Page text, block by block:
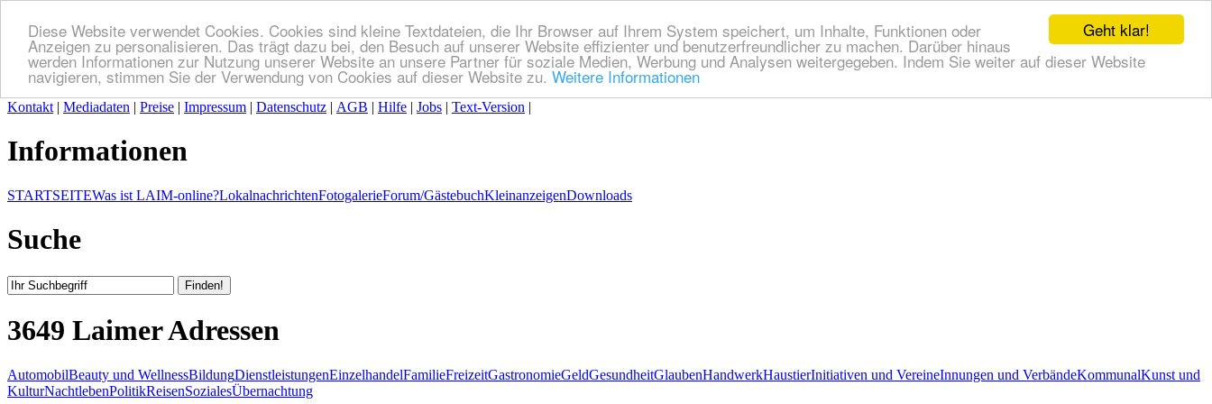
Geht klar!
Diese Website verwendet Cookies. Cookies sind kleine Textdateien, die Ihr Browser auf Ihrem System speichert, um Inhalte, Funktionen oder
Anzeigen zu personalisieren. Das trägt dazu bei, den Besuch auf unserer Website effizienter und benutzerfreundlicher zu machen. Darüber hinaus
werden Informationen zur Nutzung unserer Website an unsere Partner für soziale Medien, Werbung und Analysen weitergegeben. Indem Sie weiter auf dieser Website
navigieren, stimmen Sie der Verwendung von Cookies auf dieser Website zu. Weitere Informationen
Kontakt | Mediadaten | Preise | Impressum | Datenschutz | AGB | Hilfe | Jobs | Text-Version |
Informationen
STARTSEITEWas ist LAIM-online?LokalnachrichtenFotogalerieForum/GästebuchKleinanzeigenDownloads
Suche
3649 Laimer Adressen
AutomobilBeauty und WellnessBildungDienstleistungenEinzelhandelFamilieFreizeitGastronomieGeldGesundheitGlaubenHandwerkHaustierInitiativen und VereineInnungen und VerbändeKommunalKunst und
KulturNachtlebenPolitikReisenSozialesÜbernachtung